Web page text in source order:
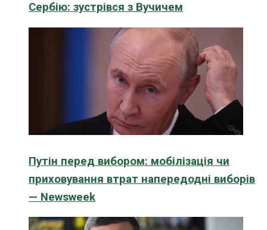
Сербію: зустрівся з Вучичем
Путін перед вибором: мобілізація чи
приховування втрат напередодні виборів
— Newsweek